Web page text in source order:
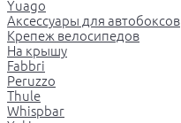
Yuago
Аксессуары для автобоксов
Крепеж велосипедов
На крышу
Fabbri
Peruzzo
Thule
Whispbar